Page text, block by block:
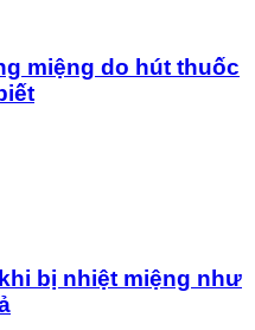
miệng do hút thuốc
bị nhiệt miệng như